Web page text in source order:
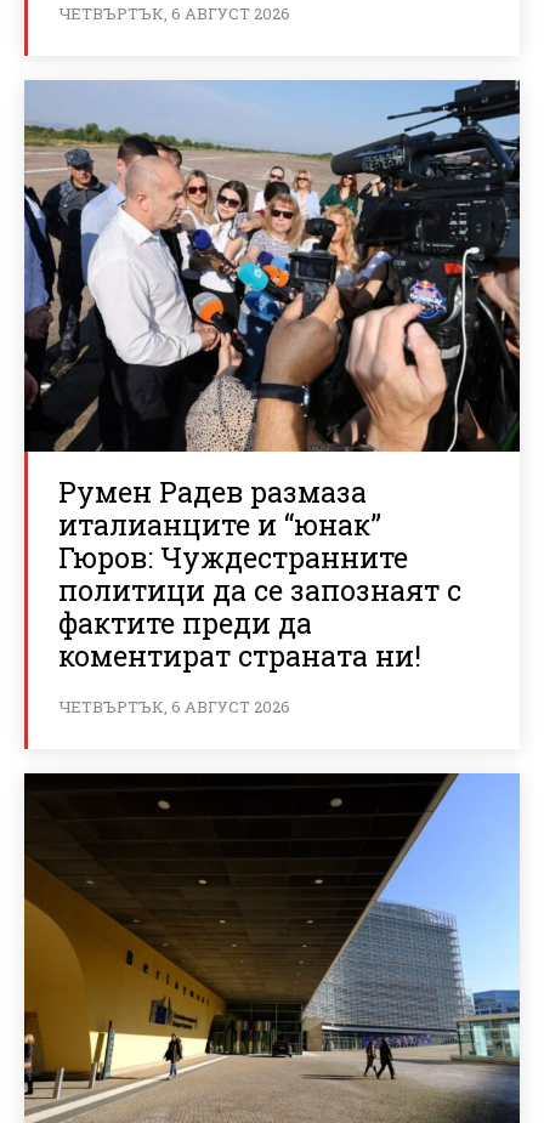
ЧЕТВЪРТЪК, 6 АВГУСТ 2026
Румен Радев размаза
италианците и “юнак”
Гюров: Чуждестранните
политици да се запознаят с
фактите преди да
коментират страната ни!
ЧЕТВЪРТЪК, 6 АВГУСТ 2026